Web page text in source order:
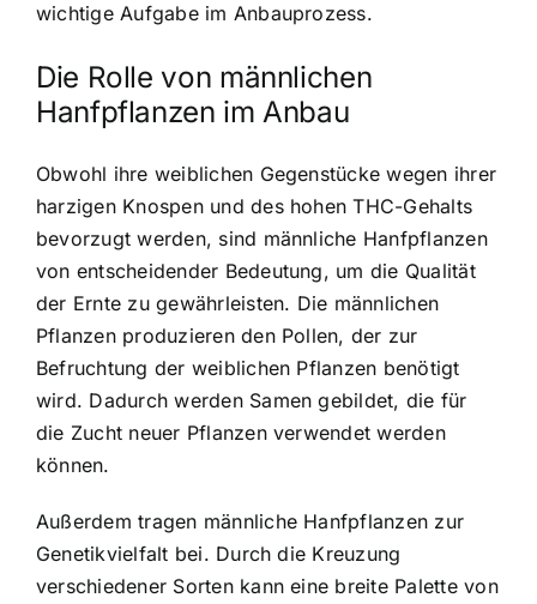
wichtige Aufgabe im Anbauprozess.
Die Rolle von männlichen
Hanfpflanzen im Anbau
Obwohl ihre weiblichen Gegenstücke wegen ihrer
harzigen Knospen und des hohen THC-Gehalts
bevorzugt werden, sind männliche Hanfpflanzen
von entscheidender Bedeutung, um die Qualität
der Ernte zu gewährleisten. Die männlichen
Pflanzen produzieren den Pollen, der zur
Befruchtung der weiblichen Pflanzen benötigt
wird. Dadurch werden Samen gebildet, die für
die Zucht neuer Pflanzen verwendet werden
können.
Außerdem tragen männliche Hanfpflanzen zur
Genetikvielfalt bei. Durch die Kreuzung
verschiedener Sorten kann eine breite Palette von